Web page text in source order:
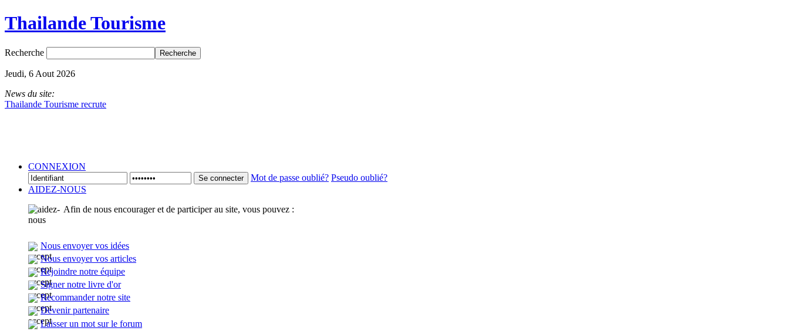
Thailande Tourisme
Recherche
Jeudi, 6 Aout 2026
News du site:
Thailande Tourisme recrute
CONNEXION
Se connecter Mot de passe oublié? Pseudo oublié?
AIDEZ-NOUS
Afin de nous encourager et de participer au site, vous pouvez :
Nous envoyer vos idées
Nous envoyer vos articles
Rejoindre notre équipe
Signer notre livre d'or
Recommander notre site
Devenir partenaire
Laisser un mot sur le forum